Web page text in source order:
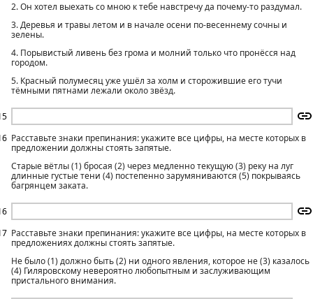
2. Он хотел выехать со мною к тебе навстречу да почему-то раздумал.
3. Деревья и травы летом и в начале осени по-весеннему сочны и
зелены.
4. Порывистый ливень без грома и молний только что пронёсся над
городом.
5. Красный полумесяц уже ушёл за холм и сторожившие его тучи
тёмными пятнами лежали около звёзд.
Расставьте знаки препинания: укажите все цифры, на месте которых в
предложении должны стоять запятые.
Старые вётлы (1) бросая (2) через медленно текущую (3) реку на луг
длинные густые тени (4) постепенно зарумяниваются (5) покрываясь
багрянцем заката.
Расставьте знаки препинания: укажите все цифры, на месте которых в
предложениях должны стоять запятые.
Не было (1) должно быть (2) ни одного явления, которое не (3) казалось
(4) Гиляровскому невероятно любопытным и заслуживающим
пристального внимания.